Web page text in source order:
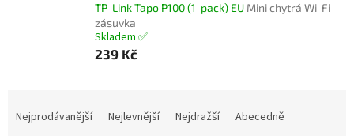
TP-Link Tapo P100 (1-pack) EU Mini chytrá Wi-Fi
zásuvka
Skladem ✅
239 Kč
Nejprodávanější Nejlevnější Nejdražší Abecedně